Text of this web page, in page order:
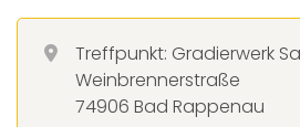
Treffpunkt: Gradierwerk
Weinbrennerstraße
74906 Bad Rappenau